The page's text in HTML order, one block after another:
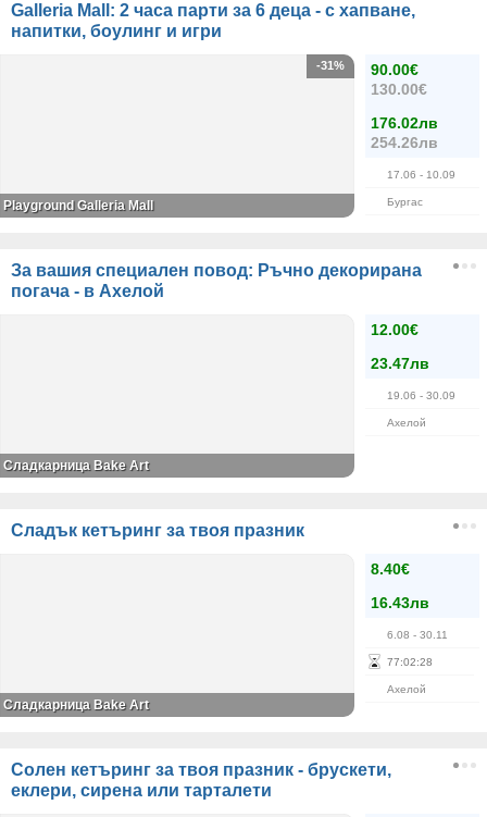
Galleria Mall: 2 часа парти за 6 деца - с хапване,
напитки, боулинг и игри
90.00€
130.00€
176.02лв
254.26лв
17.06 - 10.09
Бургас
-31%
Playground Galleria Mall
За вашия специален повод: Ръчно декорирана
погача - в Ахелой
12.00€
23.47лв
19.06 - 30.09
Ахелой
Сладкарница Bake Art
Сладък кетъринг за твоя празник
8.40€
16.43лв
6.08 - 30.11
77:02:28
Ахелой
Сладкарница Bake Art
Солен кетъринг за твоя празник - брускети,
еклери, сирена или тарталети